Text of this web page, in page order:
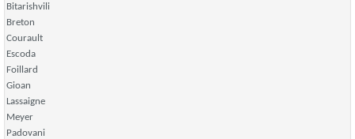
Bitarishvili
Breton
Courault
Escoda
Foillard
Gioan
Lassaigne
Meyer
Padovani